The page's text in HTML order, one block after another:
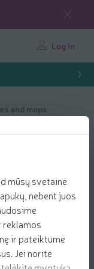
mūsų svetainė
nebent juos
ir pateiktume
Jei norite
Log in
and mops